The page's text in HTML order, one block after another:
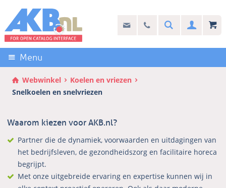
links
over
Direct
naar
de
inhoud
Direct
hoofdmenu
info@akb.nl
Stel uw vraag
030 69 50 814Search
Menu
Webwinkel
Koelen en vriezen
Snelkoelen en snelvriezen
Waarom kiezen voor AKB.nl?
Partner die de dynamiek, voorwaarden en uitdagingen van
het bedrijfsleven, de gezondheidszorg en facilitaire horeca
begrijpt.
Met onze uitgebreide ervaring en expertise kunnen wij in